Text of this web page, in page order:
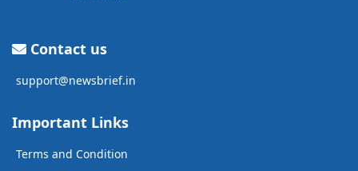
Contact us
support@newsbrief.in
Important Links
Terms and Condition